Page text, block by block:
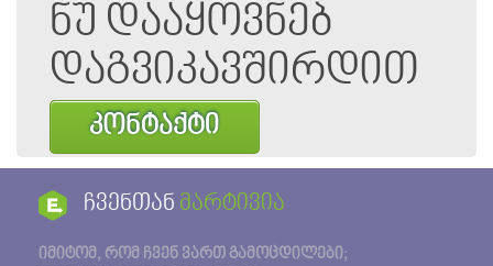
ნუ დააყოვნებ
დაგვიკავშირდით
კონტაქტი
ჩვენთან მარტივია
იმიტომ, რომ ჩვენ ვართ გამოცდილები;